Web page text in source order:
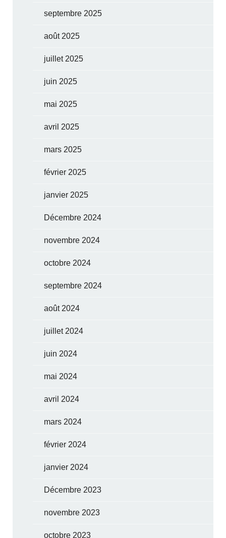
septembre 2025
août 2025
juillet 2025
juin 2025
mai 2025
avril 2025
mars 2025
février 2025
janvier 2025
Décembre 2024
novembre 2024
octobre 2024
septembre 2024
août 2024
juillet 2024
juin 2024
mai 2024
avril 2024
mars 2024
février 2024
janvier 2024
Décembre 2023
novembre 2023
octobre 2023